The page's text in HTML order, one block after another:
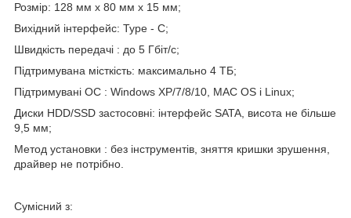
Розмір: 128 мм x 80 мм x 15 мм;
Вихідний інтерфейс: Type - C;
Швидкість передачі : до 5 Гбіт/c;
Підтримувана місткість: максимально 4 ТБ;
Підтримувані ОС : Windows XP/7/8/10, MAC OS і Linux;
Диски HDD/SSD застосовні: інтерфейс SATA, висота не більше
9,5 мм;
Метод установки : без інструментів, зняття кришки зрушення,
драйвер не потрібно.
Сумісний з: